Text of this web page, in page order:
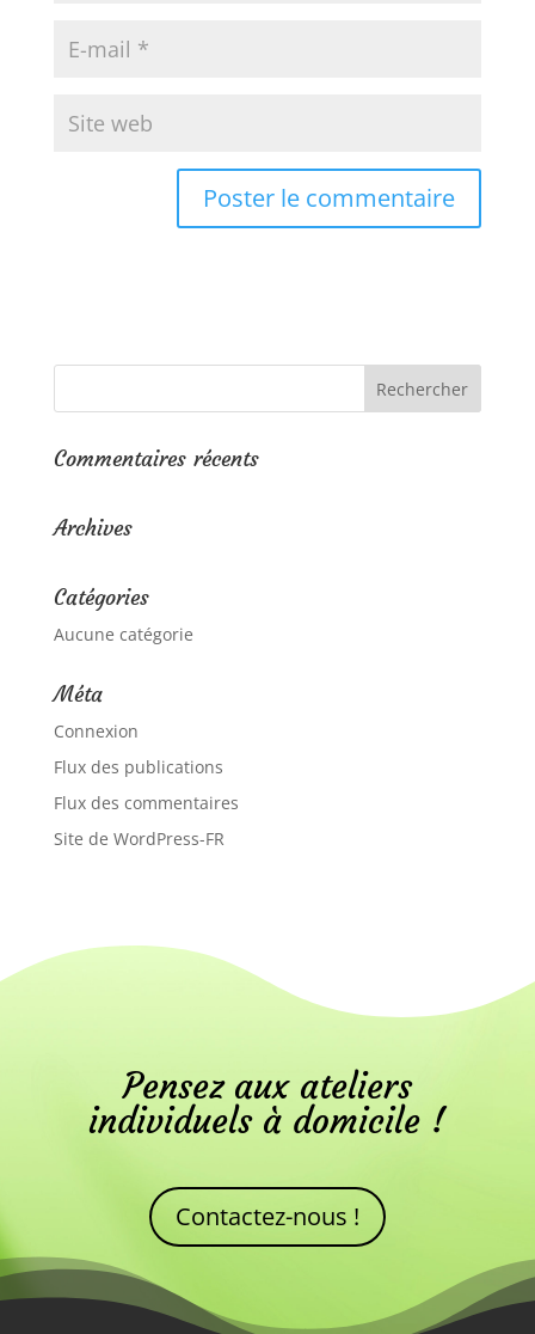
Commentaires récents
Archives
Catégories
Aucune catégorie
Méta
Connexion
Flux des publications
Flux des commentaires
Site de WordPress-FR
Pensez aux ateliers
individuels à domicile !
Contactez-nous !